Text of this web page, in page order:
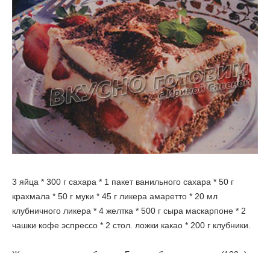
3 яйца * 300 г сахара * 1 пакет ванильного сахара * 50 г
крахмала * 50 г муки * 45 г ликера амаретто * 20 мл
клубничного ликера * 4 желтка * 500 г сыра маскарпоне * 2
чашки кофе эспрессо * 2 стол. ложки какао * 200 г клубники.